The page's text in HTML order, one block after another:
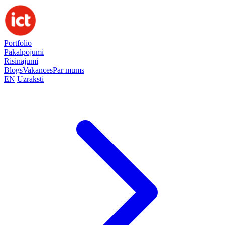
Portfolio
Pakalpojumi
Risinājumi
BlogsVakancesPar mums
EN Uzraksti